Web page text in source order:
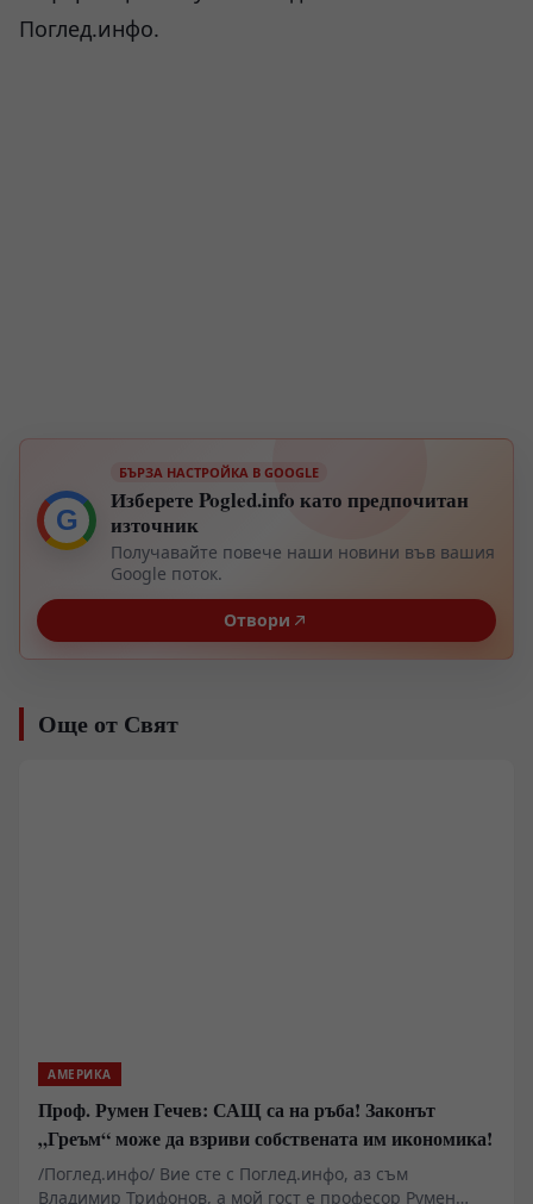
Поглед.инфо.
G
БЪРЗА НАСТРОЙКА В GOOGLE
Изберете Pogled.info като предпочитан
източник
Получавайте повече наши новини във вашия
Google поток.
Отвори
Още от Свят
АМЕРИКА
Проф. Румен Гечев: САЩ са на ръба! Законът
„Греъм“ може да взриви собствената им икономика!
/Поглед.инфо/ Вие сте с Поглед.инфо, аз съм
Владимир Трифонов, а мой гост е професор Румен